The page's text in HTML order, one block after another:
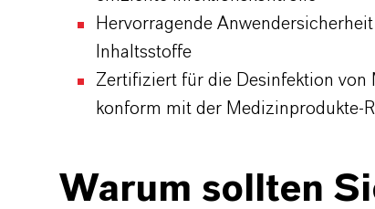
Hervorragende
Inhaltsstoffe
Zertifiziert für die Desinfektion von
konform mit der Medizinprodukte-
Warum sollten